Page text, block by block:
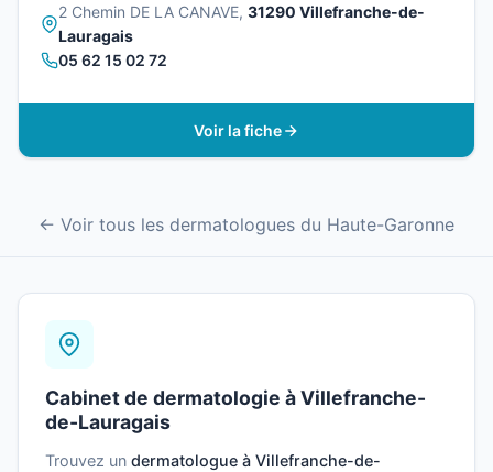
2 Chemin DE LA CANAVE, 31290 Villefranche-de-
Lauragais
05 62 15 02 72
Voir la fiche
← Voir tous les dermatologues du Haute-Garonne
Cabinet de dermatologie à Villefranche-
de-Lauragais
Trouvez un dermatologue à Villefranche-de-